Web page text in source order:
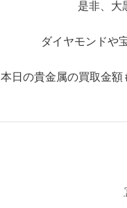
是非、大
ダイヤモンドや
本日の貴金属の買取金